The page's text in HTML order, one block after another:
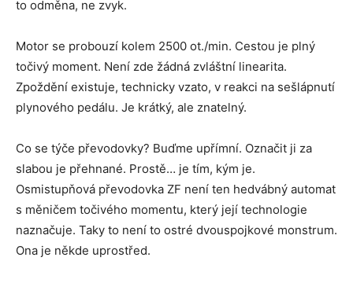
to odměna, ne zvyk.
Motor se probouzí kolem 2500 ot./min. Cestou je plný
točivý moment. Není zde žádná zvláštní linearita.
Zpoždění existuje, technicky vzato, v reakci na sešlápnutí
plynového pedálu. Je krátký, ale znatelný.
Co se týče převodovky? Buďme upřímní. Označit ji za
slabou je přehnané. Prostě… je tím, kým je.
Osmistupňová převodovka ZF není ten hedvábný automat
s měničem točivého momentu, který její technologie
naznačuje. Taky to není to ostré dvouspojkové monstrum.
Ona je někde uprostřed.